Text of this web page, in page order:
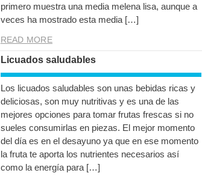
primero muestra una media melena lisa, aunque a
veces ha mostrado esta media […]
READ MORE
Licuados saludables
Los licuados saludables son unas bebidas ricas y
deliciosas, son muy nutritivas y es una de las
mejores opciones para tomar frutas frescas si no
sueles consumirlas en piezas. El mejor momento
del día es en el desayuno ya que en ese momento
la fruta te aporta los nutrientes necesarios así
como la energía para […]